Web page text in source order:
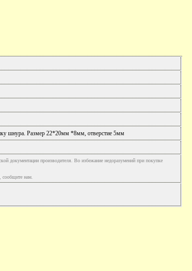
шнура. Размер 22*20мм *8мм, отверстие 5мм
документации производителя. Во избежание недоразумений при покупке
сообщите нам.